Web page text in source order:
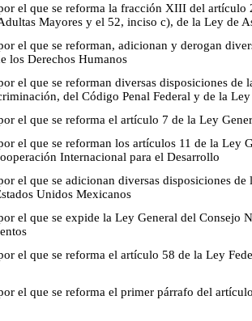
el que se reforma la fracción XIII del artículo
Mayores y el 52, inciso c), de la Ley de
el que se reforman, adicionan y derogan
los Derechos Humanos
el que se reforman diversas disposiciones de
del Código Penal Federal y de la
el que se reforma el artículo 7 de la Ley
el que se reforman los artículos 11 de la Ley
Internacional para el Desarrollo
el que se adicionan diversas disposiciones de
Unidos Mexicanos
el que se expide la Ley General del Consejo
el que se reforma el artículo 58 de la Ley
el que se reforma el primer párrafo del